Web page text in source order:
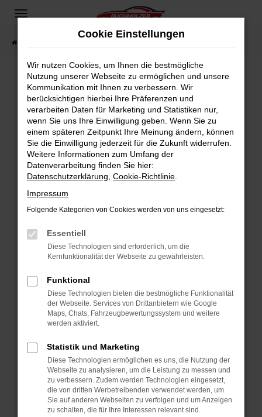
Zum
springen
Fahrzeugsuche
Fehler: Network Error
Beim Laden ist ein Fehler aufgetreten.
Hier sind ein paar Tipps, die dir helfen können:
Überprüfe deine Firewall und deine
Internetverbindung.
Laden andere Webseiten, zum Beispiel deine
Suchmaschine?
Prüfe deine Browsererweiterungen.
können das Laden bestimmter Seiten
verhindern. Funktioniert die Seite in einem
anderen Browser oder in einem privaten
Starte dein Gerät neu.
Das kann manchmal helfen, vorübergehende
Probleme zu beheben.
Betriebssystem auf dem neuesten Stand
sind.
Veraltete Software birgt nicht nur ein
Sicherheitsrisiko, sondern kann auch dazu
führen, dass bestimmte Funktionen nicht mehr
unterstützt werden.
Cookie Einstellungen
Wir nutzen Cookies, um Ihnen die bestmögliche
Nutzung unserer Webseite zu ermöglichen und unsere
Kommunikation mit Ihnen zu verbessern. Wir
berücksichtigen hierbei Ihre Präferenzen und
verarbeiten Daten für Marketing und Statistiken nur,
wenn Sie uns Ihre Einwilligung geben. Wenn Sie zu
einem späteren Zeitpunkt Ihre Meinung ändern, können
Sie die Einwilligung jederzeit für die Zukunft widerrufen.
Weitere Informationen zum Umfang der
Datenverarbeitung finden Sie hier:
Datenschutzerklärung Cookie-Richtlinie
Impressum
Folgende Kategorien von Cookies werden von uns eingesetzt:
Essentiell
Diese Technologien sind erforderlich, um die
Kernfunktionalität der Webseite zu gewährleisten.
Funktional
Diese Technologien bieten die bestmögliche Funktionalität
der Webseite. Services von Drittanbietern wie Google
Maps, Chats, Fahrzeugbewertungssystem und weitere
werden aktiviert.
Statistik und Marketing
Diese Technologien ermöglichen es uns, die Nutzung der
Webseite zu analysieren, um die Leistung zu messen und
zu verbessern. Zudem werden Technologien eingesetzt,
die von dritten Werbetreibenden verwendet werden, um
Sie auf anderen Webseiten zu verfolgen und um Anzeigen
zu schalten, die für Ihre Interessen relevant sind.